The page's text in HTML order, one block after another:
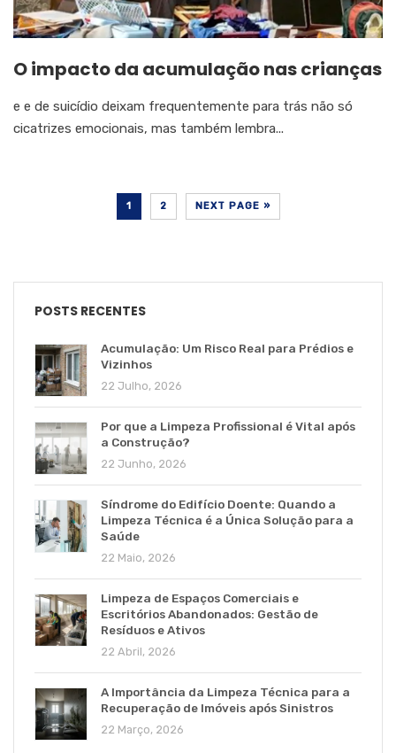
O impacto da acumulação nas crianças
e e de suicídio deixam frequentemente para trás não só
cicatrizes emocionais, mas também lembra...
1 2 NEXT PAGE »
POSTS RECENTES
Acumulação: Um Risco Real para Prédios e
Vizinhos
22 Julho, 2026
Por que a Limpeza Profissional é Vital após
a Construção?
22 Junho, 2026
Síndrome do Edifício Doente: Quando a
Limpeza Técnica é a Única Solução para a
Saúde
22 Maio, 2026
Limpeza de Espaços Comerciais e
Escritórios Abandonados: Gestão de
Resíduos e Ativos
22 Abril, 2026
A Importância da Limpeza Técnica para a
Recuperação de Imóveis após Sinistros
22 Março, 2026